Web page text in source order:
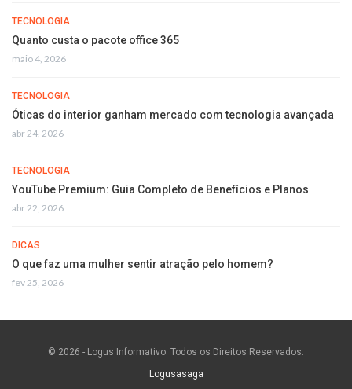
TECNOLOGIA
Quanto custa o pacote office 365
maio 4, 2026
TECNOLOGIA
Óticas do interior ganham mercado com tecnologia avançada
abr 24, 2026
TECNOLOGIA
YouTube Premium: Guia Completo de Benefícios e Planos
abr 22, 2026
DICAS
O que faz uma mulher sentir atração pelo homem?
fev 25, 2026
© 2026 - Logus Informativo. Todos os Direitos Reservados.
Logusasaga